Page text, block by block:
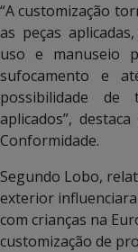
“A customização
as peças
uso e manuseio
sufocamento e
possibilidade de
aplicados”,
Conformidade.
Segundo Lobo,
exterior
com crianças na
customização de